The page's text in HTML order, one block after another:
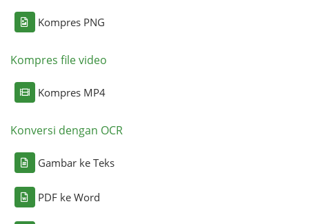
Kompres PNG
Kompres file video
Kompres MP4
Konversi dengan OCR
Gambar ke Teks
PDF ke Word